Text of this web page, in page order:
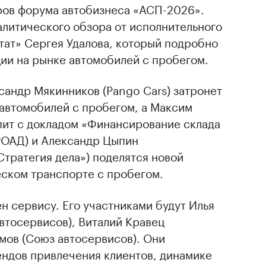
форума автобизнеса «АСП-2026».
обзора от исполнительного
Сергея Удалова, который подробно
на рынке автомобилей с пробегом.
Мякинников (Pango Cars) затронет
с пробегом, а Максим
с докладом «Финансирование склада
и Александр Цыпин
дела») поделятся новой
транспорте с пробегом.
сервису. Его участниками будут Илья
Виталий Кравец
(Союз автосервисов). Они
привлечения клиентов, динамике